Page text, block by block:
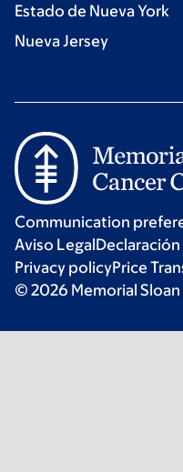
Estado de Nueva York
Nueva Jersey
Communication
Aviso Legal
Privacy policyPrice
© 2026 Memorial